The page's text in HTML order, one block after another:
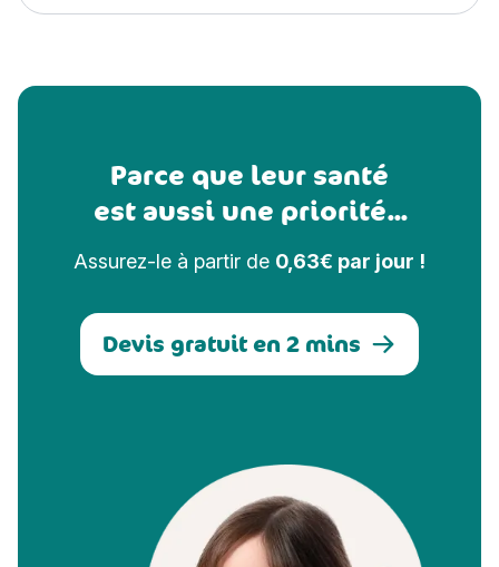
Parce que leur santé
est aussi une priorité...
Assurez-le à partir de 0,63€ par jour !
Devis gratuit en 2 mins